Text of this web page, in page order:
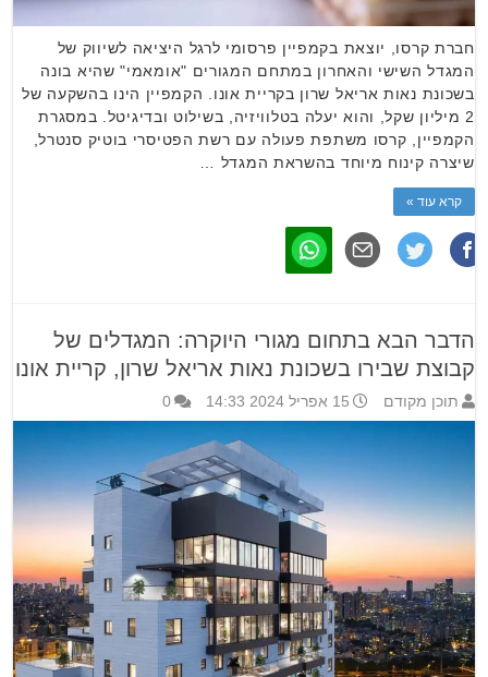
חברת קרסו, יוצאת בקמפיין פרסומי לרגל היציאה לשיווק של
המגדל השישי והאחרון במתחם המגורים "אומאמי" שהיא בונה
בשכונת נאות אריאל שרון בקריית אונו. הקמפיין הינו בהשקעה של
2 מיליון שקל, והוא יעלה בטלוויזיה, בשילוט ובדיגיטל. במסגרת
הקמפיין, קרסו משתפת פעולה עם רשת הפטיסרי בוטיק סנטרל,
שיצרה קינוח מיוחד בהשראת המגדל …
קרא עוד »
הדבר הבא בתחום מגורי היוקרה: המגדלים של
קבוצת שבירו בשכונת נאות אריאל שרון, קריית אונו
תוכן מקודם 15 אפריל 2024 14:33 0